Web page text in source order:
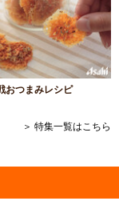
おつまみレシピ
＞ 特集一覧はこちら